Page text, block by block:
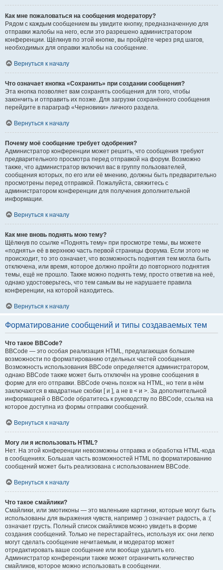
Как мне пожаловаться на сообщения модератору?
Рядом с каждым сообщением вы увидите кнопку, предназначенную для
отправки жалобы на него, если это разрешено администратором
конференции. Щёлкнув по этой кнопке, вы пройдёте через ряд шагов,
необходимых для оправки жалобы на сообщение.
Вернуться к началу
Что означает кнопка «Сохранить» при создании сообщения?
Эта кнопка позволяет вам сохранять сообщения для того, чтобы
закончить и отправить их позже. Для загрузки сохранённого сообщения
перейдите в параграф «Черновики» личного раздела.
Вернуться к началу
Почему моё сообщение требует одобрения?
Администратор конференции может решить, что сообщения требуют
предварительного просмотра перед отправкой на форум. Возможно
также, что администратор включил вас в группу пользователей,
сообщения которых, по его или её мнению, должны быть предварительно
просмотрены перед отправкой. Пожалуйста, свяжитесь с
администратором конференции для получения дополнительной
информации.
Вернуться к началу
Как мне вновь поднять мою тему?
Щёлкнув по ссылке «Поднять тему» при просмотре темы, вы можете
«поднять» её в верхнюю часть первой страницы форума. Если этого не
происходит, то это означает, что возможность поднятия тем могла быть
отключена, или время, которое должно пройти до повторного поднятия
темы, ещё не прошло. Также можно поднять тему, просто ответив на неё,
однако удостоверьтесь, что тем самым вы не нарушаете правила
конференции, на которой находитесь.
Вернуться к началу
Форматирование сообщений и типы создаваемых тем
Что такое BBCode?
BBCode — это особая реализация HTML, предлагающая большие
возможности по форматированию отдельных частей сообщения.
Возможность использования BBCode определяется администратором,
однако BBCode также может быть отключён на уровне сообщения в
форме для его отправки. BBCode очень похож на HTML, но теги в нём
заключаются в квадратные скобки [ и ], а не в < и >. За дополнительной
информацией о BBCode обратитесь к руководству по BBCode, ссылка на
которое доступна из формы отправки сообщений.
Вернуться к началу
Могу ли я использовать HTML?
Нет. На этой конференции невозможны отправка и обработка HTML-кода
в сообщениях. Большая часть возможностей HTML по форматированию
сообщений может быть реализована с использованием BBCode.
Вернуться к началу
Что такое смайлики?
Смайлики, или эмотиконы — это маленькие картинки, которые могут быть
использованы для выражения чувств, например :) означает радость, а :(
означает грусть. Полный список смайликов можно увидеть в форме
создания сообщений. Только не перестарайтесь, используя их: они легко
могут сделать сообщение нечитаемым, и модератор может
отредактировать ваше сообщение или вообще удалить его.
Администратор конференции также может ограничить количество
смайликов, которое можно использовать в сообщении.